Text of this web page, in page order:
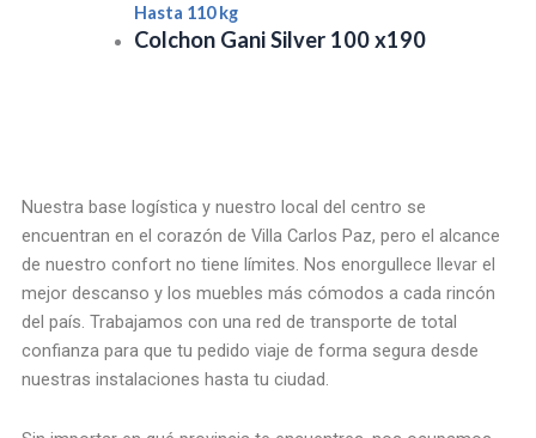
Hasta 110 kg
Colchon Gani Silver 100 x190
Nuestra base logística y nuestro local del centro se
encuentran en el corazón de Villa Carlos Paz, pero el alcance
de nuestro confort no tiene límites. Nos enorgullece llevar el
mejor descanso y los muebles más cómodos a cada rincón
del país. Trabajamos con una red de transporte de total
confianza para que tu pedido viaje de forma segura desde
nuestras instalaciones hasta tu ciudad.